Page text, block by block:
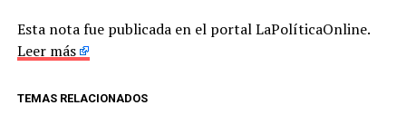
Esta nota fue publicada en el portal LaPolíticaOnline.
Leer más
TEMAS RELACIONADOS